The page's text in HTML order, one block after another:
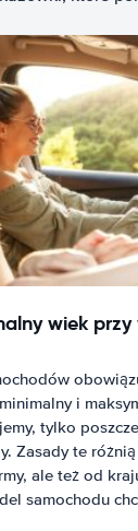
wiek
i
tylko
Zasady te
ale też od
samochodu